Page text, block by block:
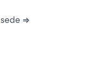
sede ⇒